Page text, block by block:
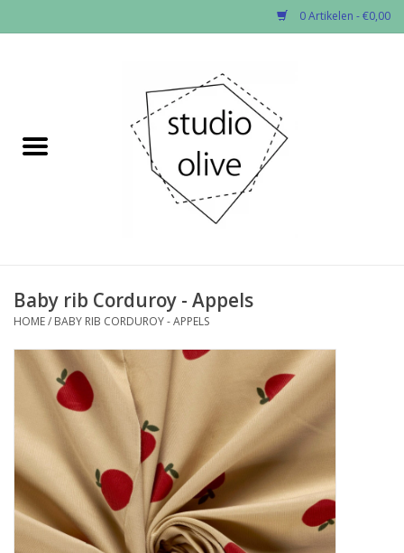
0 Artikelen - €0,00
✂︎Nieuw
Fournituren
Workshops
Diy pakketten
Studio Olive inspireert....
Baby rib Corduroy - Appels
HOME/ BABY RIB CORDUROY - APPELS